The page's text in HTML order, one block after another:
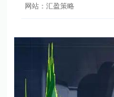
网站：汇盈策略